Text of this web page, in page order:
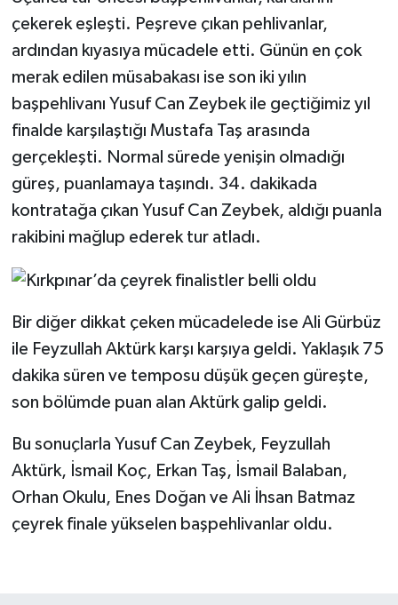
çekerek eşleşti. Peşreve çıkan pehlivanlar,
ardından kıyasıya mücadele etti. Günün en çok
merak edilen müsabakası ise son iki yılın
başpehlivanı Yusuf Can Zeybek ile geçtiğimiz yıl
finalde karşılaştığı Mustafa Taş arasında
gerçekleşti. Normal sürede yenişin olmadığı
güreş, puanlamaya taşındı. 34. dakikada
kontratağa çıkan Yusuf Can Zeybek, aldığı puanla
rakibini mağlup ederek tur atladı.
Bir diğer dikkat çeken mücadelede ise Ali Gürbüz
ile Feyzullah Aktürk karşı karşıya geldi. Yaklaşık 75
dakika süren ve temposu düşük geçen güreşte,
son bölümde puan alan Aktürk galip geldi.
Bu sonuçlarla Yusuf Can Zeybek, Feyzullah
Aktürk, İsmail Koç, Erkan Taş, İsmail Balaban,
Orhan Okulu, Enes Doğan ve Ali İhsan Batmaz
çeyrek finale yükselen başpehlivanlar oldu.